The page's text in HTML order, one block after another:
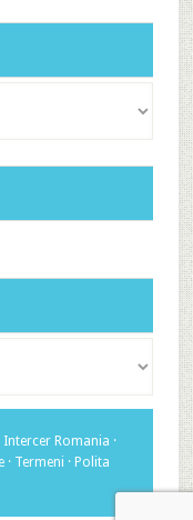
Intercer Romania ·
· Termeni · Polita